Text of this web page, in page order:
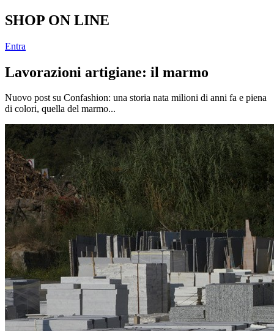
SHOP ON LINE
Entra
Lavorazioni artigiane: il marmo
Nuovo post su Confashion: una storia nata milioni di anni fa e piena
di colori, quella del marmo...